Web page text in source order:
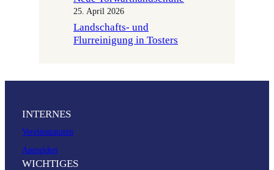
25. April 2026
Landschafts- und
Flurreinigung in Tosters
INTERNES
Vereinsstatuten
Anmelden
WICHTIGES